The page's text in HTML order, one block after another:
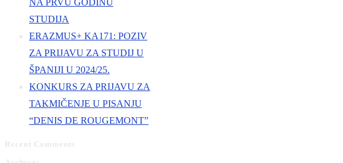
NA PRVU GODINU
STUDIJA
ERAZMUS+ KA171: POZIV
ZA PRIJAVU ZA STUDIJ U
ŠPANIJI U 2024/25.
KONKURS ZA PRIJAVU ZA
TAKMIČENJE U PISANJU
“DENIS DE ROUGEMONT”